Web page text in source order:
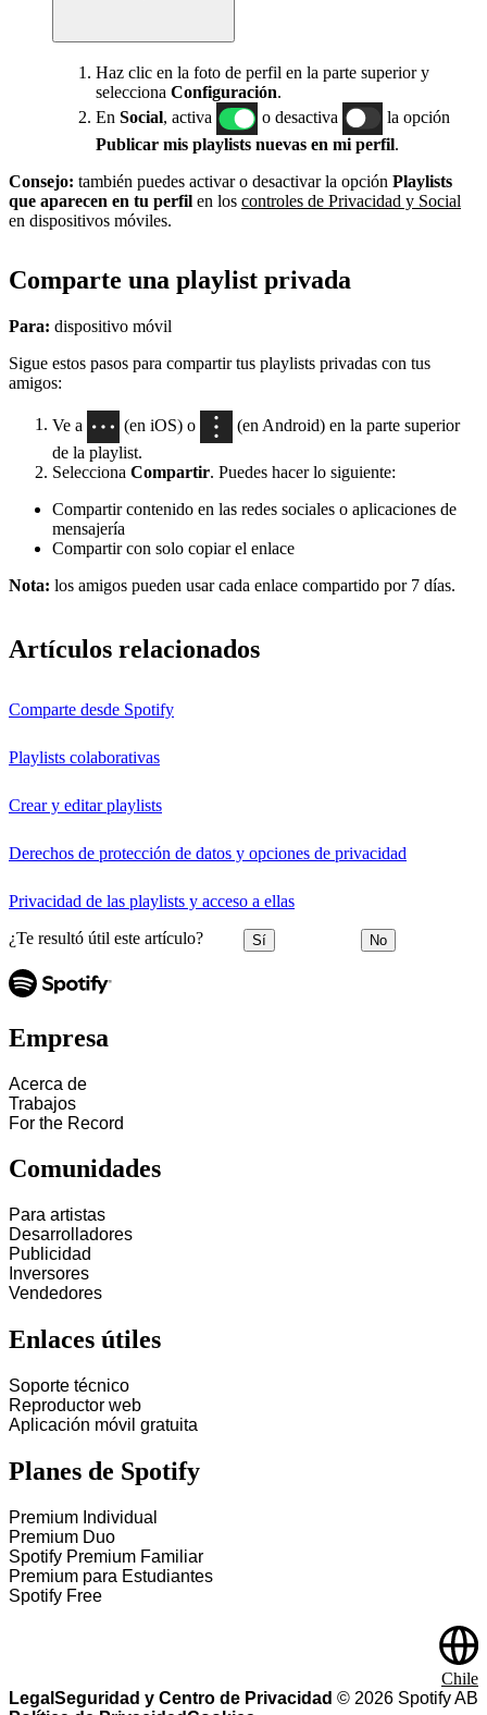
Haz clic en la foto de perfil en la parte superior y
selecciona Configuración.
En Social, activa o desactiva
la opción
Publicar mis playlists nuevas en mi perfil.
Consejo: también puedes activar o desactivar la opción Playlists
que aparecen en tu perfil en los controles de Privacidad y Social
en dispositivos móviles.
Comparte una playlist privada
Para: dispositivo móvil
Sigue estos pasos para compartir tus playlists privadas con tus
amigos:
Ve a (en iOS) o
(en Android) en la parte superior
de la playlist.
Selecciona Compartir. Puedes hacer lo siguiente:
Compartir contenido en las redes sociales o aplicaciones de
mensajería
Compartir con solo copiar el enlace
Nota: los amigos pueden usar cada enlace compartido por 7 días.
Artículos relacionados
Comparte desde Spotify
Playlists colaborativas
Crear y editar playlists
Derechos de protección de datos y opciones de privacidad
Privacidad de las playlists y acceso a ellas
¿Te resultó útil este artículo? Sí No
Empresa
Acerca de
Trabajos
For the Record
Comunidades
Para artistas
Desarrolladores
Publicidad
Inversores
Vendedores
Enlaces útiles
Soporte técnico
Reproductor web
Aplicación móvil gratuita
Planes de Spotify
Premium Individual
Premium Duo
Spotify Premium Familiar
Premium para Estudiantes
Spotify Free
Legal Seguridad y Centro de Privacidad © 2026 Spotify AB
Chile